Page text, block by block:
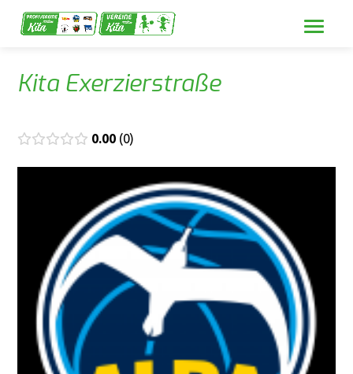
Kita Exerzierstraße
0.00 0